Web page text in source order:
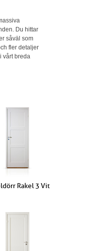
Du hittar
såväl som
fler detaljer
vårt breda
Rakel 3 Vit